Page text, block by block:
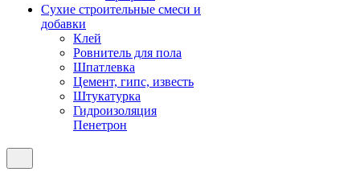
Сухие строительные смеси и
добавки
Клей
Ровнитель для пола
Шпатлевка
Цемент, гипс, известь
Штукатурка
Гидроизоляция
Пенетрон